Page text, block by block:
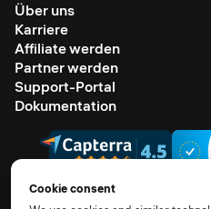
Über uns
Karriere
Affiliate werden
Partner werden
Support-Portal
Dokumentation
Cookie consent